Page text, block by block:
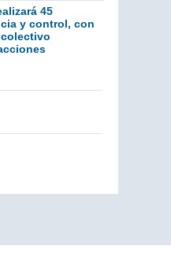
45
y control, con